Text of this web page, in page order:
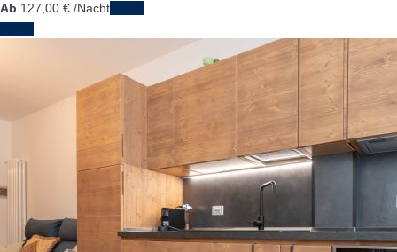
Ab 127, 00 € /Nacht